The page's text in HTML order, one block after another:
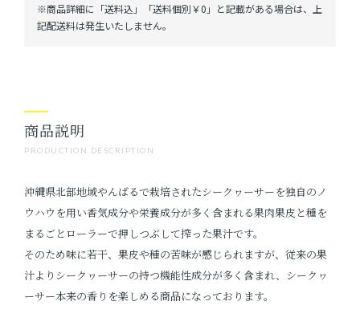
※商品詳細に「送料込」「送料個別￥0」と記載がある場合は、上
記配送料は発生いたしません。
PRODUCTION DESCRIPTION
商品説明
沖縄県北部地域やんばるで栽培されたシークヮーサーを独自のノ
ウハウを用い香気成分や栄養成分が多く含まれる果肉果皮と種を
まるごとローラーで押しつぶして搾った果汁です。
そのため味に若干、果皮や種の苦味が感じられますが、従来の果
汁よりシークヮーサーの持つ機能性成分が多く含まれ、シークヮ
ーサー本来の香りを楽しめる商品になっております。